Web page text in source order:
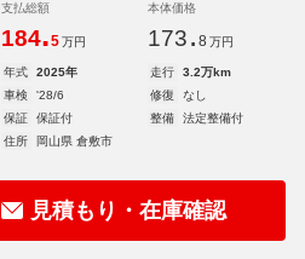
支払総額
184.5 万円
本体価格
173. 8 万円
年式 2025年 走行
3.2万km
車検
'28/6 修復
なし
保証
保証付 整備
法定整備付
住所
岡山県 倉敷市
見積もり・在庫確認